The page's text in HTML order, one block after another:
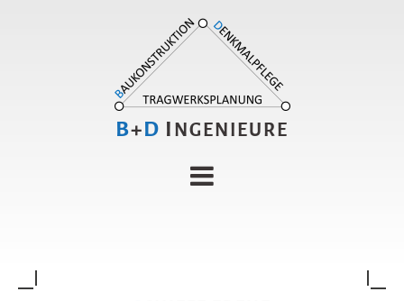
B+D I NGENIEURE